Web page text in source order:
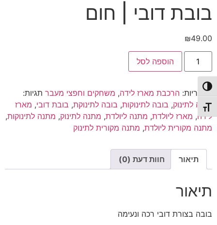
הפעל/כבה ניגודיות גבוהה
מתג גודל גופן
בובת דובי | חום
₪49.00
כמות
בובת
דובי
|
חום
הוספה לסל
קטגוריות: הרכבת מארז לידה, משחקים וחפצי מעבר תגיות:
בובה לתינוק, בובה לתינוקות, בובה לתינוקת, בובת דובי, מארז
לידה, מארז ליולדת, מתנה ליולדת, מתנה לתינוק, מתנה לתינוקות,
מתנה מקורית ליולדת, מתנה מקורית לתינוק
תיאור חוות דעת (0)
תיאור
בובה בצורת דובי רכה ונעימה